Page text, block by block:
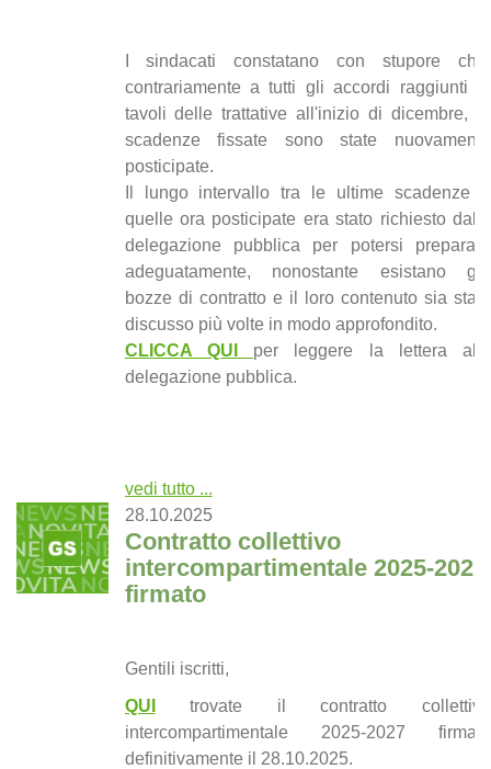
I sindacati constatano con stupore che,
contrariamente a tutti gli accordi raggiunti ai
tavoli delle trattative all'inizio di dicembre, le
scadenze fissate sono state nuovamente
posticipate.
Il lungo intervallo tra le ultime scadenze e
quelle ora posticipate era stato richiesto dalla
delegazione pubblica per potersi preparare
adeguatamente, nonostante esistano già
bozze di contratto e il loro contenuto sia stato
discusso più volte in modo approfondito.
CLICCA QUI
per leggere la lettera alla
delegazione pubblica.
vedi tutto ...
28.10.2025
Contratto collettivo
intercompartimentale 2025-2027
firmato
Gentili iscritti,
QUI
trovate il contratto collettivo
intercompartimentale 2025-2027 firmato
definitivamente il 28.10.2025.